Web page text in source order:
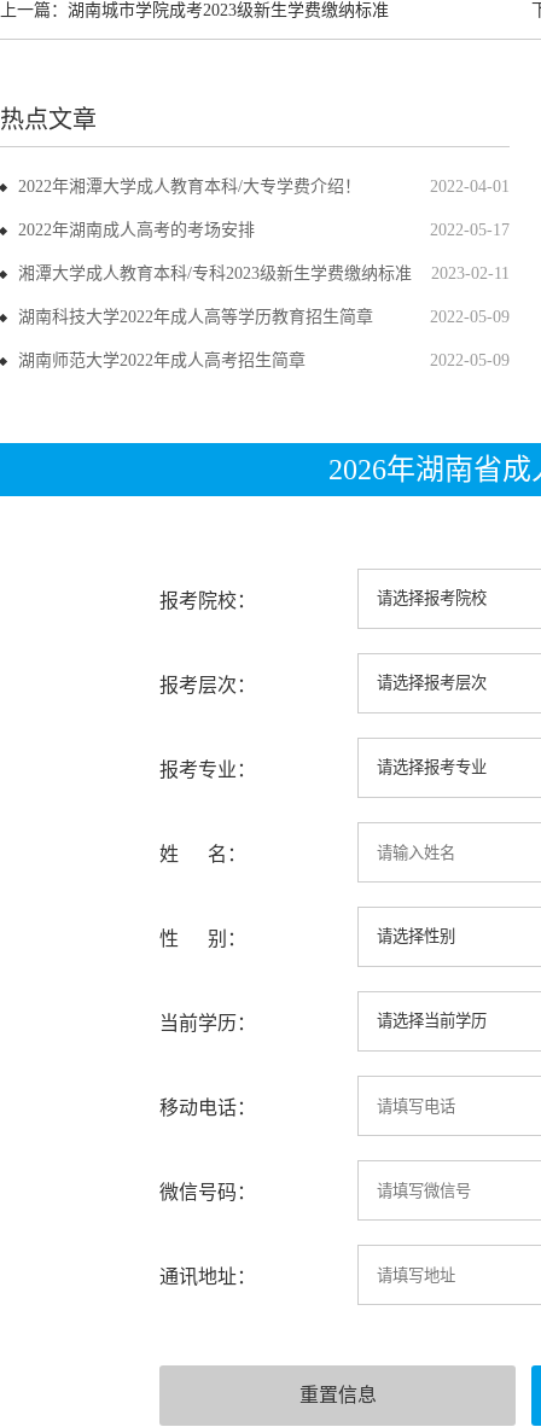
上一篇： 湖南城市学院成考2023级新生学费缴纳标准
热点文章
2022-04-01
2022年湘潭大学成人教育本科/大专学费介绍！
2022-05-17
2022年湖南成人高考的考场安排
2023-02-11
湘潭大学成人教育本科/专科2023级新生学费缴纳标准
2022-05-09
湖南科技大学2022年成人高等学历教育招生简章
2022-05-09
湖南师范大学2022年成人高考招生简章
2026年湖南省
报考院校：
报考层次：
报考专业：
姓 名：
性 别：
当前学历：
移动电话：
微信号码：
通讯地址：